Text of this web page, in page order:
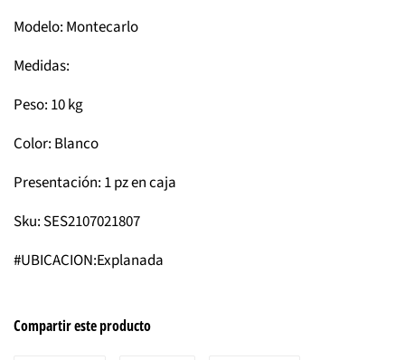
Modelo: Montecarlo
Medidas:
Peso: 10 kg
Color: Blanco
Presentación: 1 pz en caja
Sku: SES2107021807
#UBICACION:Explanada
Compartir este producto